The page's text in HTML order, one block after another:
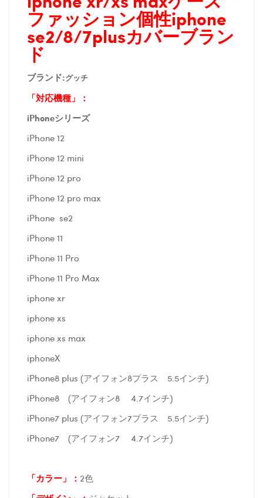
ファッション個性iphone
se2/8/7plusカバーブラン
ド
ブランド:グッチ
「対応機種」：
iPhoneシリーズ
iPhone 12
iPhone 12 mini
iPhone 12 pro
iPhone 12 pro max
iPhone se2
iPhone 11
iPhone 11 Pro
iPhone 11 Pro Max
iphone xr
iphone xs
iphone xs max
iphoneX
iPhone8 plus (アイフォン8プラス 5.5インチ)
iPhone8 (アイフォン8 4.7インチ)
iPhone7 plus (アイフォン7プラス 5.5インチ)
iPhone7 (アイフォン7 4.7インチ)
「カラー」： 2色